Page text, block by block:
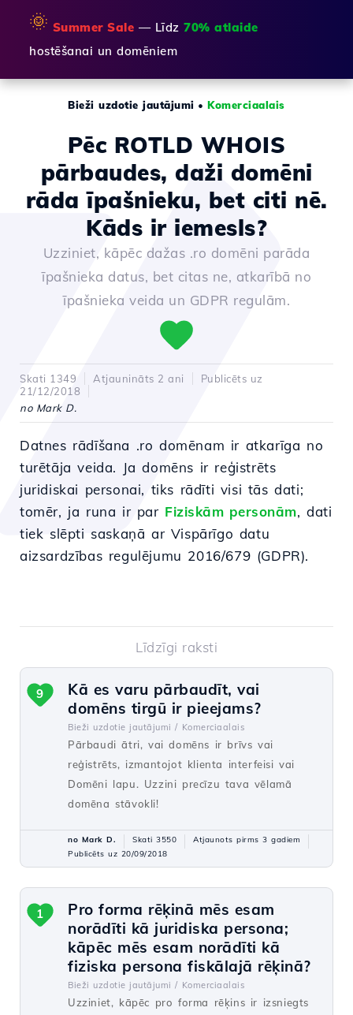
🌞 Summer Sale — Līdz 70% atlaide
hostēšanai un domēniem
Bieži uzdotie jautājumi •Komerciaalais
Pēc ROTLD WHOIS
pārbaudes, daži domēni
rāda īpašnieku, bet citi nē.
Kāds ir iemesls?
Uzziniet, kāpēc dažas .ro domēni parāda
īpašnieka datus, bet citas ne, atkarībā no
īpašnieka veida un GDPR regulām.
Skati 1349 Atjaunināts 2 ani
Publicēts uz
21/12/2018
no Mark D.
Datnes rādīšana .ro domēnam ir atkarīga no
turētāja veida. Ja domēns ir reģistrēts
juridiskai personai, tiks rādīti visi tās dati;
tomēr, ja runa ir par Fiziskām personām, dati
tiek slēpti saskaņā ar Vispārīgo datu
aizsardzības regulējumu 2016/679 (GDPR).
Līdzīgi raksti
Kā es varu pārbaudīt, vai
domēns tirgū ir pieejams?
Bieži uzdotie jautājumi / Komerciaalais
Pārbaudi ātri, vai domēns ir brīvs vai
reģistrēts, izmantojot klienta interfeisi vai
Domēni lapu. Uzzini precīzu tava vēlamā
domēna stāvokli!
9
no Mark D. Skati 3550
Atjaunots pirms 3 gadiem
Publicēts uz 20/09/2018
Pro forma rēķinā mēs esam
norādīti kā juridiska persona;
kāpēc mēs esam norādīti kā
fiziska persona fiskālajā rēķinā?
Bieži uzdotie jautājumi / Komerciaalais
Uzziniet, kāpēc pro forma rēķins ir izsniegts
1